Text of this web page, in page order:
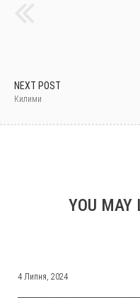
NEXT POST
Килими
YOU MAY
4 Липня, 2024